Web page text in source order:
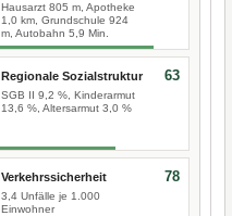
Hausarzt 805 m, Apotheke
1,0 km, Grundschule 924
m, Autobahn 5,9 Min.
Regionale Sozialstruktur
SGB II 9,2 %, Kinderarmut
13,6 %, Altersarmut 3,0 %
63
Verkehrssicherheit
3,4 Unfälle je 1.000
Einwohner
78